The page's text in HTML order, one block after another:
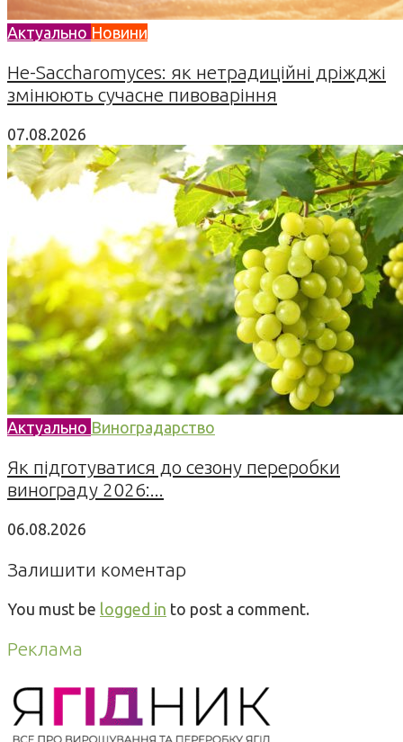
Актуально Новини
Не-Saccharomyces: як нетрадиційні дріжджі
змінюють сучасне пивоваріння
07.08.2026
Актуально Виноградарство
Як підготуватися до сезону переробки
винограду 2026:...
06.08.2026
Залишити коментар
You must be logged in to post a comment.
Реклама